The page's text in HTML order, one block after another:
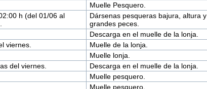
Muelle Pesquero.
h (del 01/06 al
Dársenas pesqueras bajura, altura y
grandes peces.
Descarga en el muelle de la lonja.
viernes.
Muelle de la lonja.
Muelle lonja.
del viernes. Descarga en el muelle de la lonja.
Muelle pesquero.
Muelle pesquero.